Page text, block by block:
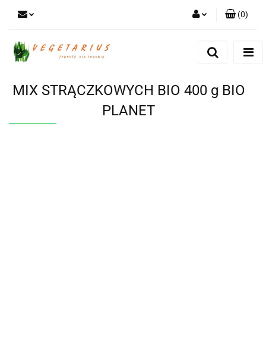
(0)
MIX STRĄCZKOWYCH BIO 400 g BIO
PLANET